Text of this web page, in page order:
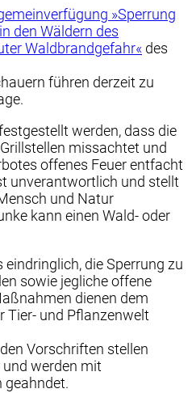
»Sperrung
den Wäldern des
Waldbrandgefahr« des
führen derzeit zu
werden, dass die
missachtet und
offenes Feuer entfacht
unverantwortlich und stellt
und Natur
kann einen Wald- oder
die Sperrung zu
sowie jegliche offene
dienen dem
Tier- und Pflanzenwelt
Vorschriften stellen
werden mit
geahndet.